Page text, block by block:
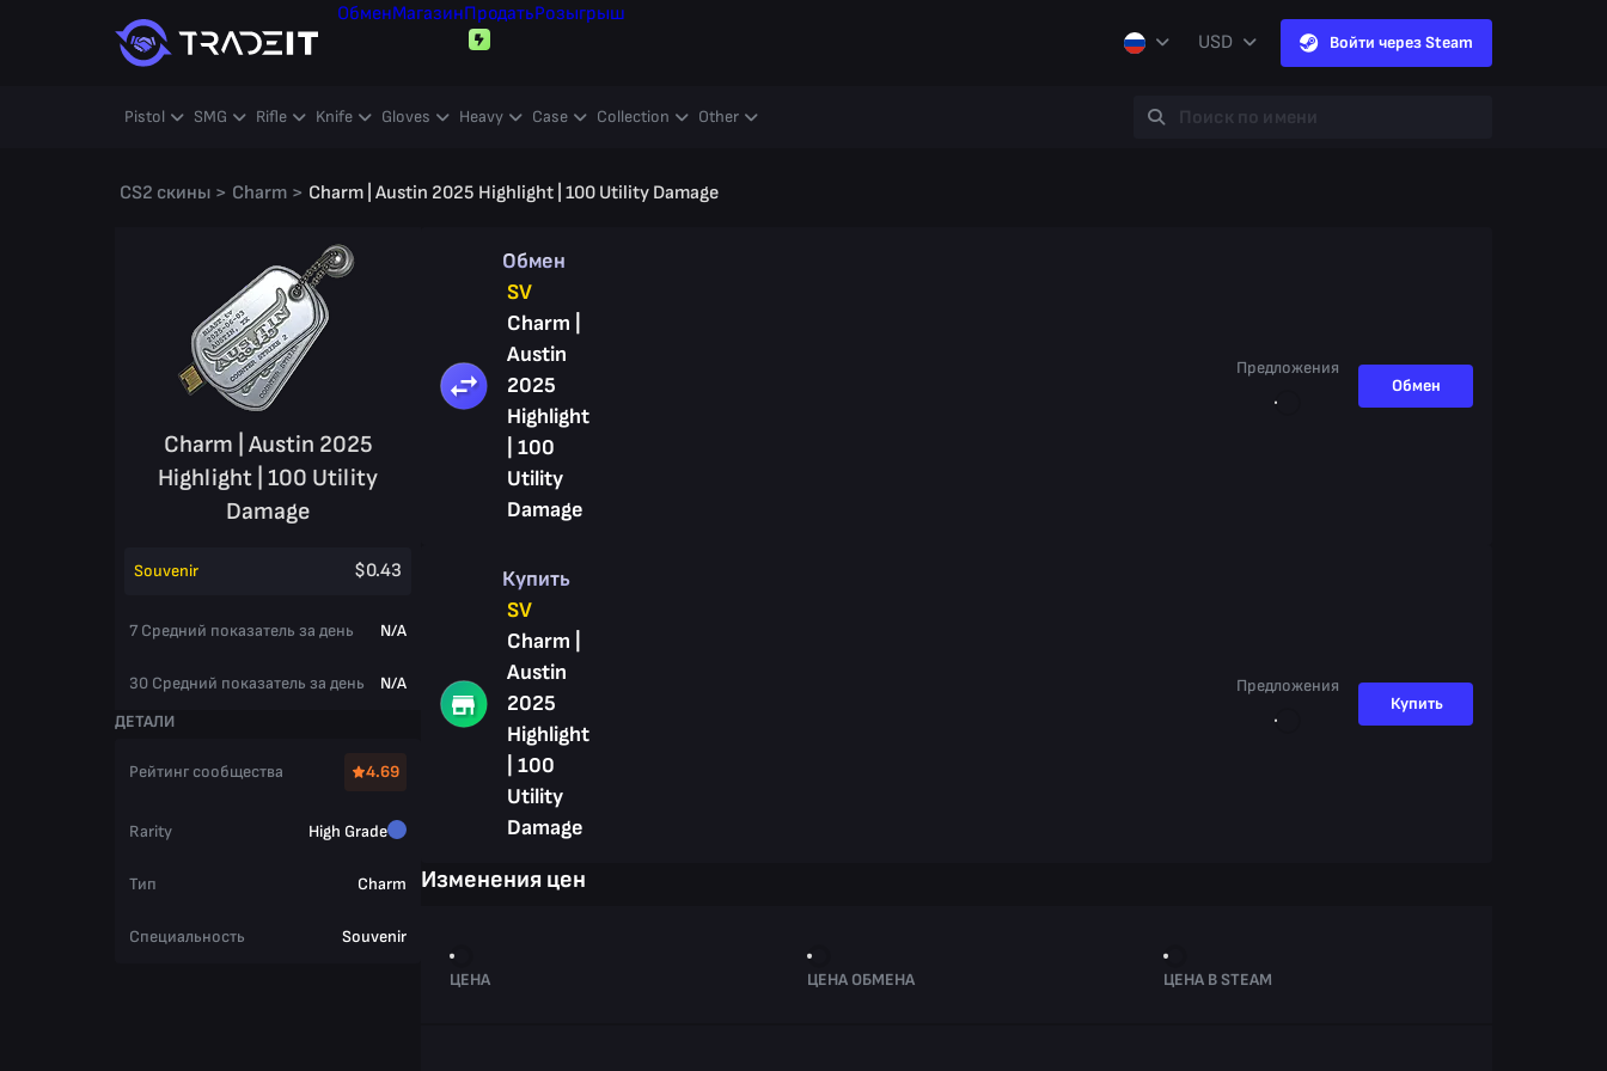
ОбменМагазинПродатьРозыгрыш
USD
Войти через Steam
Pistol SMG Rifle Knife Gloves Heavy Case Collection Other
CS2 скины > Charm > Charm | Austin 2025 Highlight | 100 Utility Damage
Charm | Austin 2025
Highlight | 100 Utility
Damage
Souvenir $0.43
7 Средний показатель за день N/A
30 Средний показатель за день
N/A
ДЕТАЛИ
Рейтинг сообщества 4.69
Rarity High Grade
Тип Charm
Специальность Souvenir
Обмен
SV
Charm |
Austin
2025
Highlight
| 100
Utility
Damage
Предложения
Обмен
Купить
SV
Charm |
Austin
2025
Highlight
| 100
Utility
Damage
Предложения
Купить
Изменения цен
ЦЕНА ЦЕНА ОБМЕНА ЦЕНА В STEAM